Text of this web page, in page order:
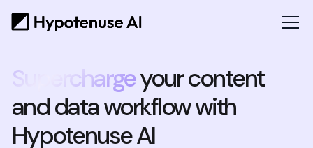
Superchargeyour content
and data workflow with
Hypotenuse AI